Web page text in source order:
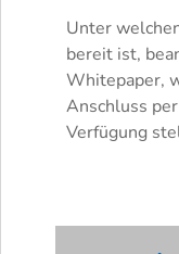
Unter
bereit ist,
Whitepaper,
Anschluss
Verfügung